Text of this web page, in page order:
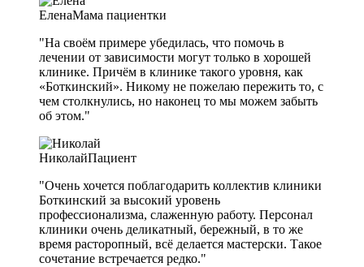
ЕленаМама пациентки
"На своём примере убедилась, что помочь в
лечении от зависимости могут только в хорошей
клинике. Причём в клинике такого уровня, как
«Боткинский». Никому не пожелаю пережить то, с
чем столкнулись, но наконец то мы можем забыть
об этом."
НиколайПациент
"Очень хочется поблагодарить коллектив клиники
Боткинский за высокий уровень
профессионализма, слаженную работу. Персонал
клиники очень деликатный, бережный, в то же
время расторопный, всё делается мастерски. Такое
сочетание встречается редко."